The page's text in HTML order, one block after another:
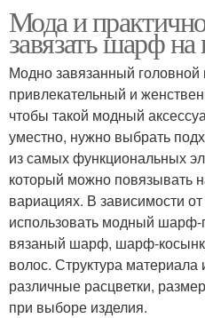
Мода и
завязать шарф на
Модно завязанный
привлекательный и
чтобы такой модный
уместно, нужно выбрать
из самых функциональных
который можно повязывать
вариациях. В зависимости
использовать модный
вязаный шарф, шарф-
волос. Структура материала
различные расцветки,
при выборе изделия.